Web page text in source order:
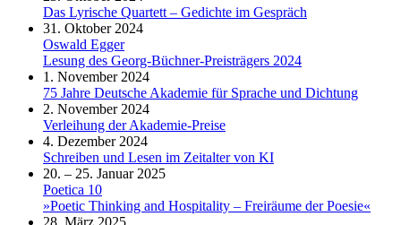
Das Lyrische Quartett – Gedichte im Gespräch
31. Oktober 2024
Oswald Egger
Lesung des Georg-Büchner-Preisträgers 2024
1. November 2024
75 Jahre Deutsche Akademie für Sprache und Dichtung
2. November 2024
Verleihung der Akademie-Preise
4. Dezember 2024
Schreiben und Lesen im Zeitalter von KI
20. – 25. Januar 2025
Poetica 10
»Poetic Thinking and Hospitality – Freiräume der Poesie«
28. März 2025